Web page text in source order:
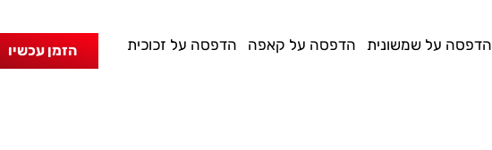
הדפסה על שמשונית הדפסה על קאפה
הדפסה על זכוכית
הזמן עכשיו